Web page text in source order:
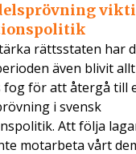
rättsstaten har
även blivit
fog för att återgå till
i svensk
Att följa
motarbeta vårt